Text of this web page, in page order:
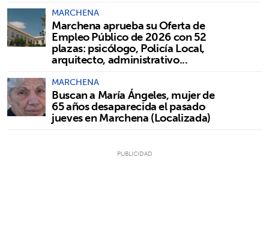
MARCHENA
Marchena aprueba su Oferta de
Empleo Público de 2026 con 52
plazas: psicólogo, Policía Local,
arquitecto, administrativo...
MARCHENA
Buscan a María Ángeles, mujer de
65 años desaparecida el pasado
jueves en Marchena (Localizada)